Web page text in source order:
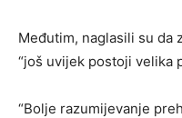
Međutim, naglasili su da
“još uvijek postoji velika
“Bolje razumijevanje